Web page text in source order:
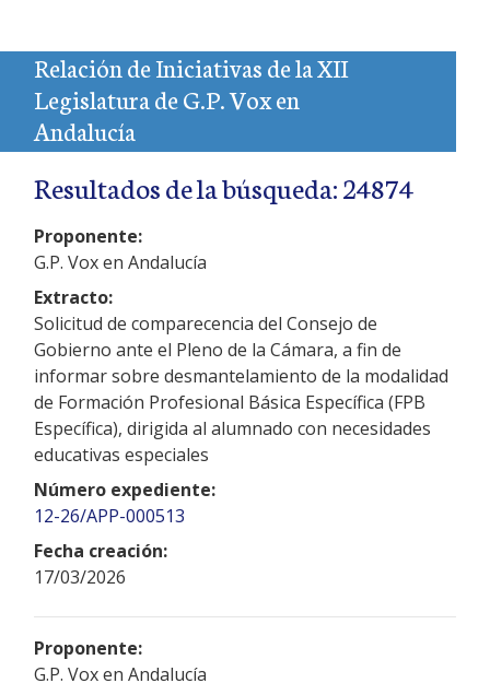
Relación de Iniciativas de la XII
Legislatura de G.P. Vox en
Andalucía
Resultados de la búsqueda: 24874
Proponente:
G.P. Vox en Andalucía
Extracto:
Solicitud de comparecencia del Consejo de
Gobierno ante el Pleno de la Cámara, a fin de
informar sobre desmantelamiento de la modalidad
de Formación Profesional Básica Específica (FPB
Específica), dirigida al alumnado con necesidades
educativas especiales
Número expediente:
12-26/APP-000513
Fecha creación:
17/03/2026
Proponente:
G.P. Vox en Andalucía